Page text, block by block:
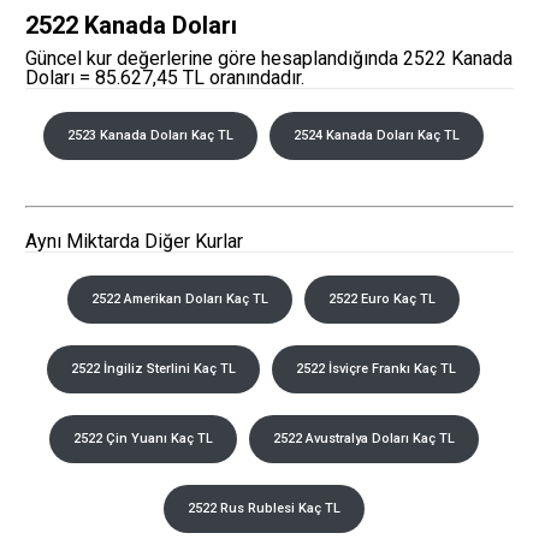
2522 Kanada Doları
Güncel kur değerlerine göre hesaplandığında 2522 Kanada
Doları = 85.627,45 TL oranındadır.
2523 Kanada Doları Kaç TL 2524 Kanada Doları Kaç TL
Aynı Miktarda Diğer Kurlar
2522 Amerikan Doları Kaç TL 2522 Euro Kaç TL
2522 İngiliz Sterlini Kaç TL 2522 İsviçre Frankı Kaç TL
2522 Çin Yuanı Kaç TL 2522 Avustralya Doları Kaç TL
2522 Rus Rublesi Kaç TL